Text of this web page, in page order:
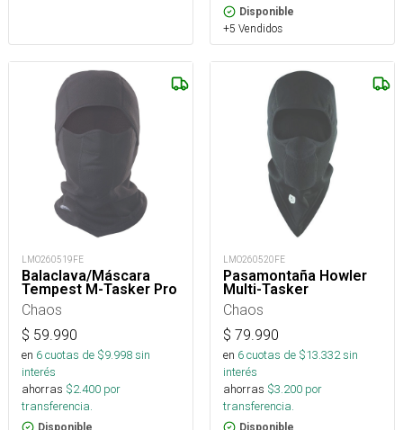
Disponible
+5 Vendidos
LMO260519FE
Balaclava/Máscara
Tempest M-Tasker Pro
Chaos
$ 59.990
en 6cuotas de $9.998sin
interés
ahorras $2.400 por
transferencia.
LMO260520FE
Pasamontaña Howler
Multi-Tasker
Chaos
$ 79.990
en 6cuotas de $13.332sin
interés
ahorras $3.200 por
transferencia.